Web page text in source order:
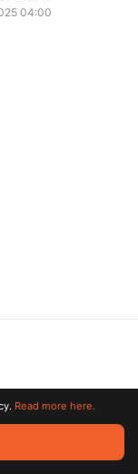
04:00
All trademarks
Read more here.